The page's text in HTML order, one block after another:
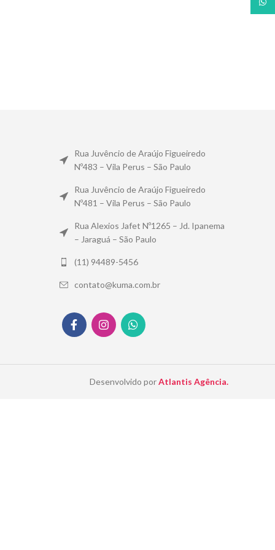
Rua Juvêncio de Araújo Figueiredo
Nº483 – Vila Perus – São Paulo
Rua Juvêncio de Araújo Figueiredo
Nº481 – Vila Perus – São Paulo
Rua Alexios Jafet Nº1265 – Jd. Ipanema
– Jaraguá – São Paulo
(11) 94489-5456
contato@kuma.com.br
Desenvolvido porAtlantis Agência.